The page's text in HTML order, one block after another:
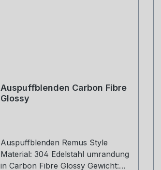
Auspuffblenden Carbon Fibre
Glossy
Auspuffblenden Remus Style
Material: 304 Edelstahl umrandung
in Carbon Fibre Glossy Gewicht: